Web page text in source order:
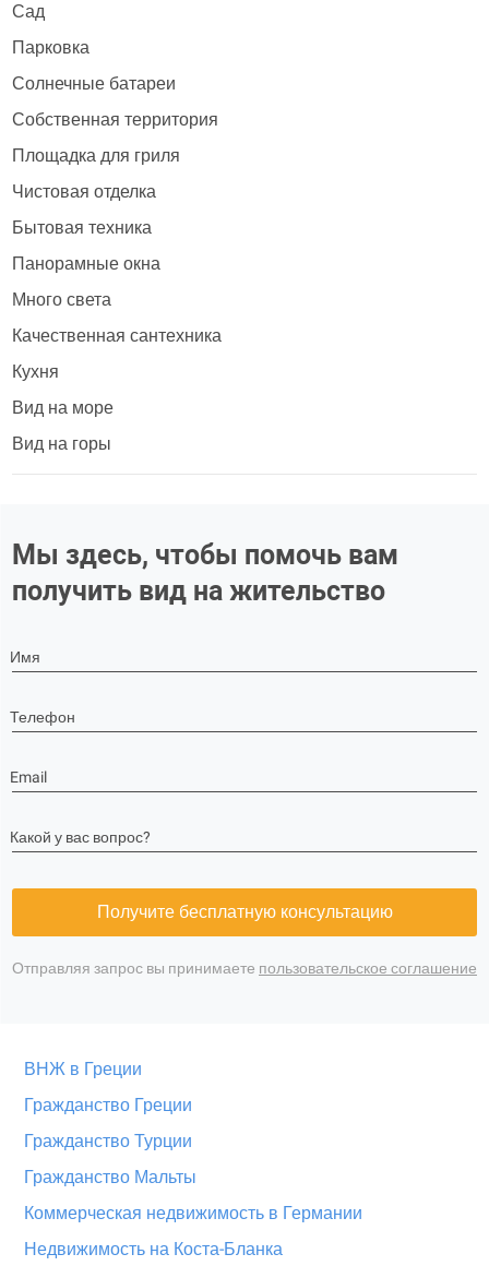
Сад
Парковка
Солнечные батареи
Собственная территория
Площадка для гриля
Чистовая отделка
Бытовая техника
Панорамные окна
Много света
Качественная сантехника
Кухня
Вид на море
Вид на горы
Мы здесь, чтобы помочь вам
получить вид на жительство
Имя
Телефон
Email
Какой у вас вопрос?
Получите бесплатную консультацию
Отправляя запрос вы принимаете пользовательское соглашение
ВНЖ в Греции
Гражданство Греции
Гражданство Турции
Гражданство Мальты
Коммерческая недвижимость в Германии
Недвижимость на Коста-Бланка